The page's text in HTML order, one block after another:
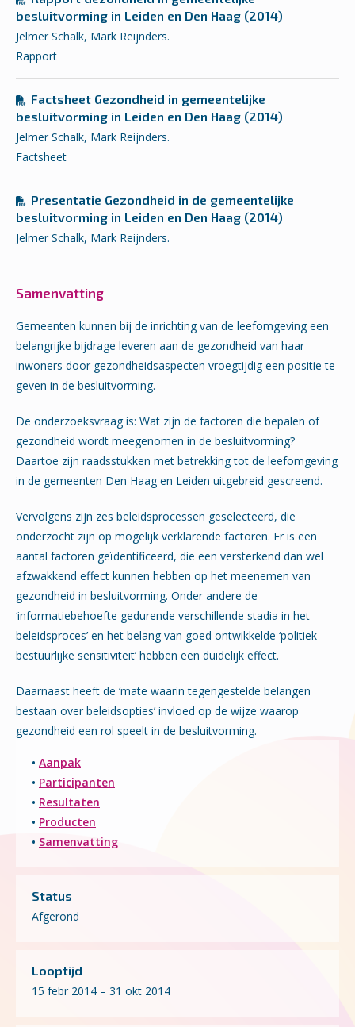
besluitvorming in Leiden en Den Haag (2014)
Jelmer Schalk, Mark Reijnders.
Rapport
Factsheet Gezondheid in gemeentelijke
besluitvorming in Leiden en Den Haag (2014)
Jelmer Schalk, Mark Reijnders.
Factsheet
Presentatie Gezondheid in de gemeentelijke
besluitvorming in Leiden en Den Haag (2014)
Jelmer Schalk, Mark Reijnders.
Samenvatting
Gemeenten kunnen bij de inrichting van de leefomgeving een
belangrijke bijdrage leveren aan de gezondheid van haar
inwoners door gezondheidsaspecten vroegtijdig een positie te
geven in de besluitvorming.
De onderzoeksvraag is: Wat zijn de factoren die bepalen of
gezondheid wordt meegenomen in de besluitvorming?
Daartoe zijn raadsstukken met betrekking tot de leefomgeving
in de gemeenten Den Haag en Leiden uitgebreid gescreend.
Vervolgens zijn zes beleidsprocessen geselecteerd, die
onderzocht zijn op mogelijk verklarende factoren. Er is een
aantal factoren geïdentificeerd, die een versterkend dan wel
afzwakkend effect kunnen hebben op het meenemen van
gezondheid in besluitvorming. Onder andere de
‘informatiebehoefte gedurende verschillende stadia in het
beleidsproces’ en het belang van goed ontwikkelde ‘politiek-
bestuurlijke sensitiviteit’ hebben een duidelijk effect.
Daarnaast heeft de ‘mate waarin tegengestelde belangen
bestaan over beleidsopties’ invloed op de wijze waarop
gezondheid een rol speelt in de besluitvorming.
• Aanpak
• Participanten
• Resultaten
• Producten
• Samenvatting
Status
Afgerond
Looptijd
15 febr 2014 – 31 okt 2014